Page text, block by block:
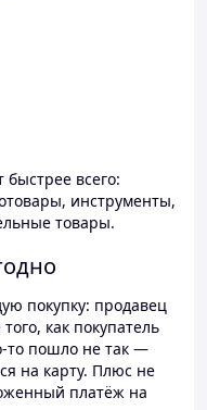
быстрее всего:
инструменты,
товары.
покупку: продавец
как покупатель
то пошло не так —
на карту. Плюс не
платёж на